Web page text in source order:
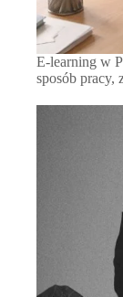
E-learning w
sposób pracy,